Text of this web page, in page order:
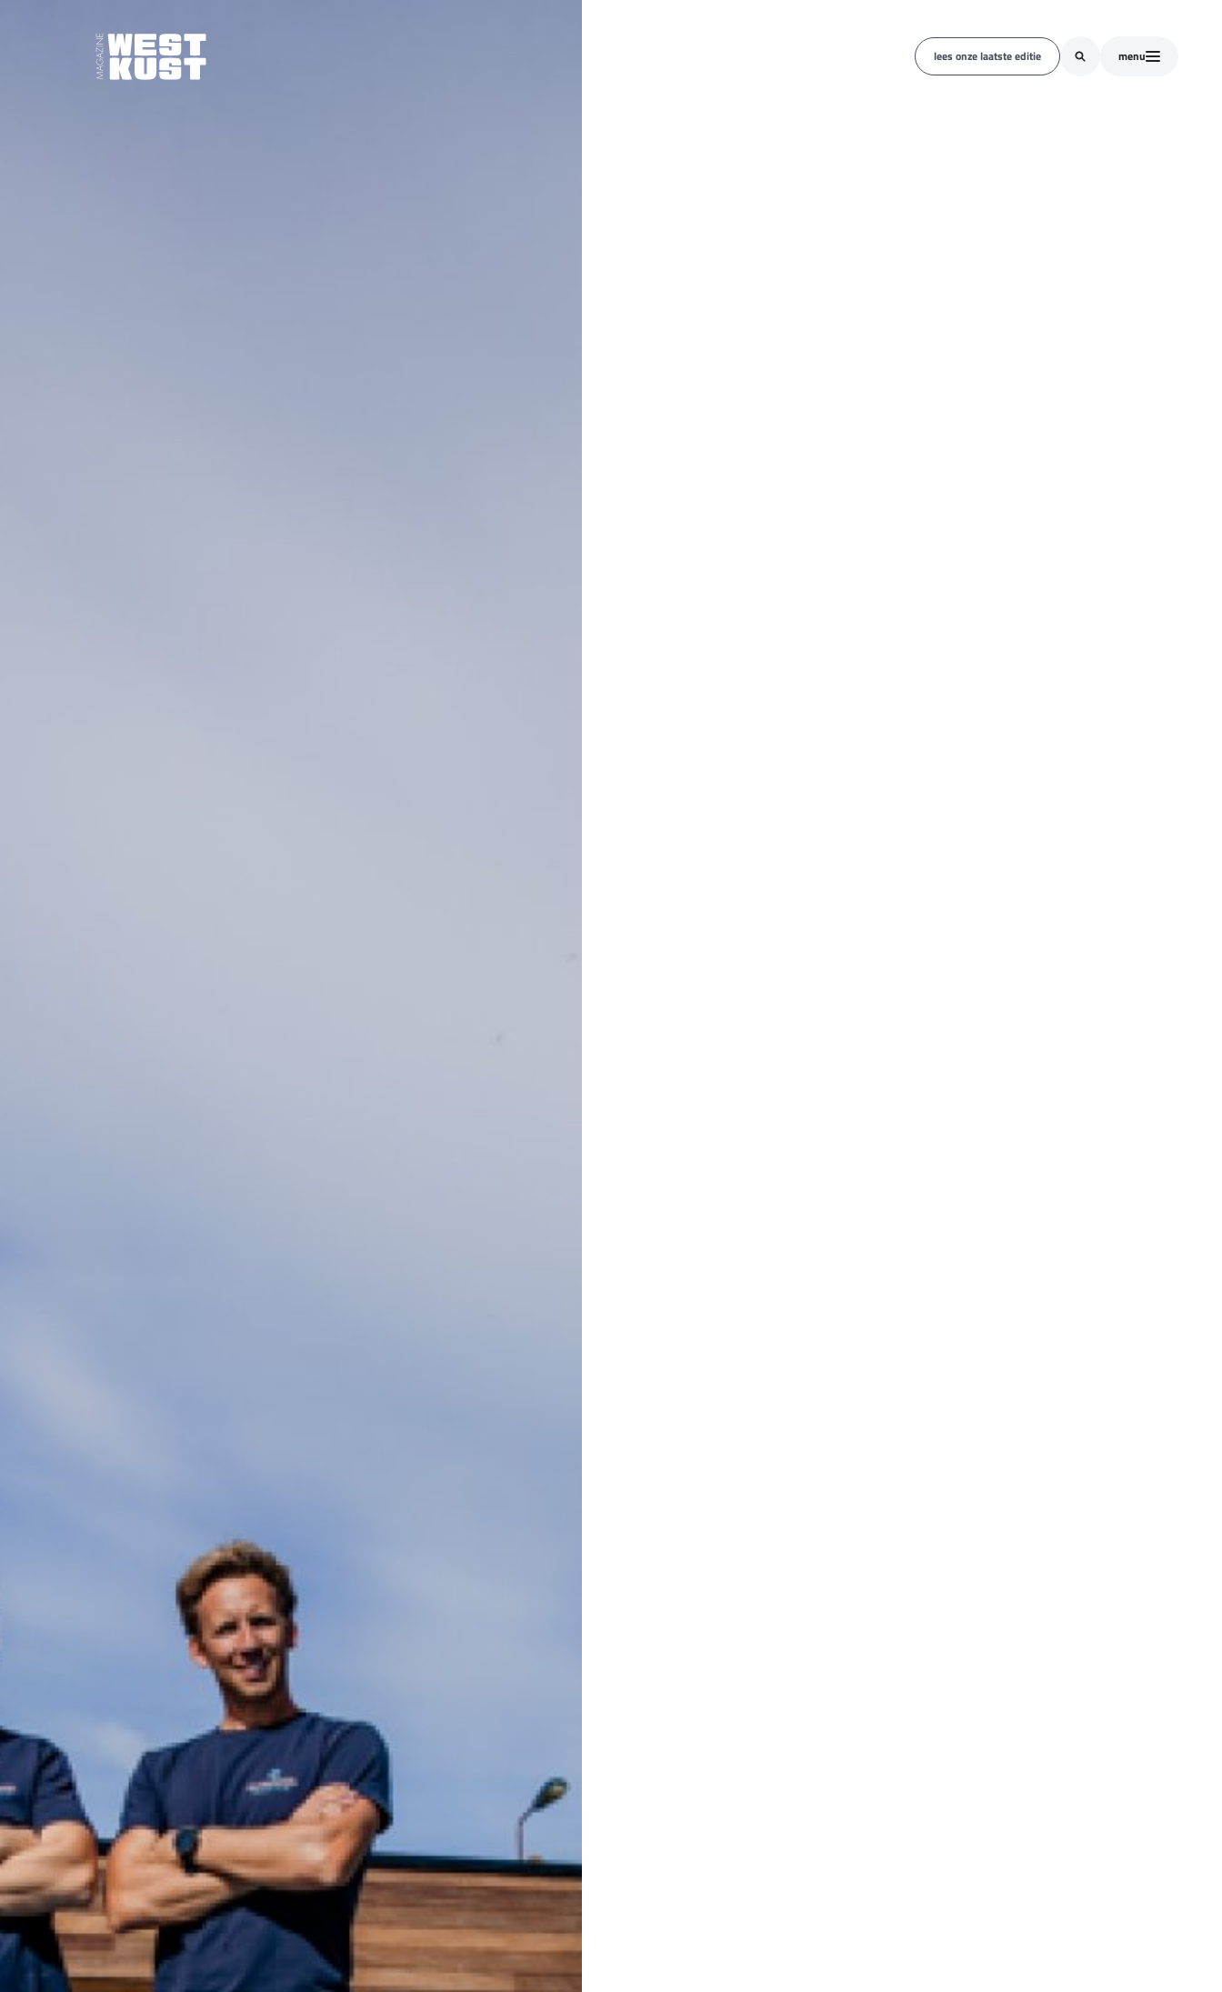
lees onze laatste editie menu